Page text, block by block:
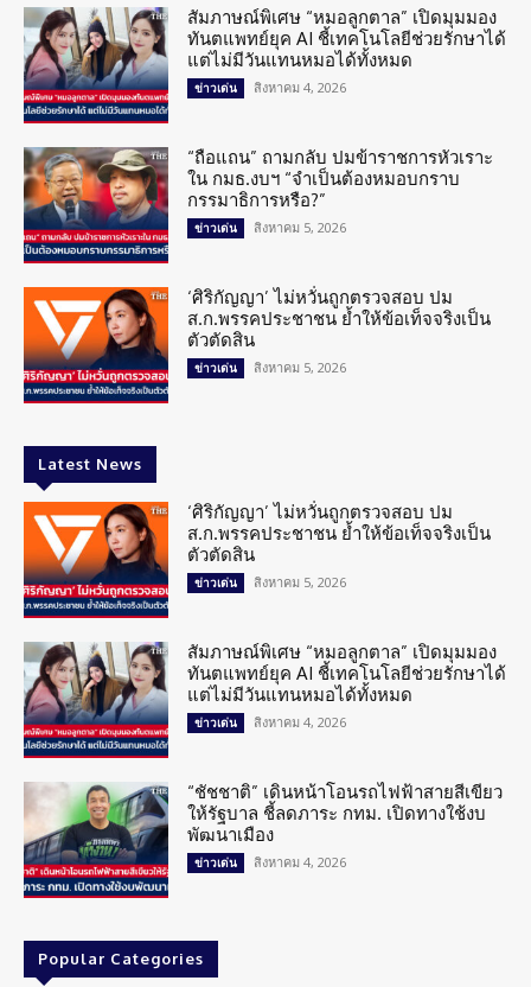
สัมภาษณ์พิเศษ “หมอลูกตาล” เปิดมุมมอง
ทันตแพทย์ยุค AI ชี้เทคโนโลยีช่วยรักษาได้
แต่ไม่มีวันแทนหมอได้ทั้งหมด
ข่าวเด่น สิงหาคม 4, 2026
“ถือแถน” ถามกลับ ปมข้าราชการหัวเราะ
ใน กมธ.งบฯ “จำเป็นต้องหมอบกราบ
กรรมาธิการหรือ?”
ข่าวเด่น สิงหาคม 5, 2026
‘ศิริกัญญา’ ไม่หวั่นถูกตรวจสอบ ปม
ส.ก.พรรคประชาชน ย้ำให้ข้อเท็จจริงเป็น
ตัวตัดสิน
ข่าวเด่น สิงหาคม 5, 2026
Latest News
‘ศิริกัญญา’ ไม่หวั่นถูกตรวจสอบ ปม
ส.ก.พรรคประชาชน ย้ำให้ข้อเท็จจริงเป็น
ตัวตัดสิน
ข่าวเด่น สิงหาคม 5, 2026
สัมภาษณ์พิเศษ “หมอลูกตาล” เปิดมุมมอง
ทันตแพทย์ยุค AI ชี้เทคโนโลยีช่วยรักษาได้
แต่ไม่มีวันแทนหมอได้ทั้งหมด
ข่าวเด่น สิงหาคม 4, 2026
“ชัชชาติ” เดินหน้าโอนรถไฟฟ้าสายสีเขียว
ให้รัฐบาล ชี้ลดภาระ กทม. เปิดทางใช้งบ
พัฒนาเมือง
ข่าวเด่น สิงหาคม 4, 2026
Popular Categories